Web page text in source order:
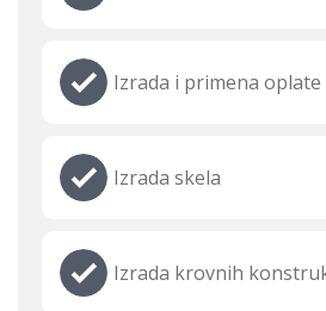
Izrada i primena oplate
Izrada skela
Izrada krovnih